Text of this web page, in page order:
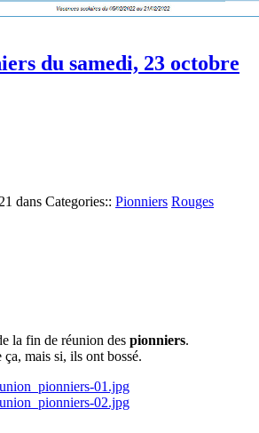
du samedi, 23 octobre
dans Categories:: Pionniers Rouges
la fin de réunion des pionniers.
mais si, ils ont bossé.